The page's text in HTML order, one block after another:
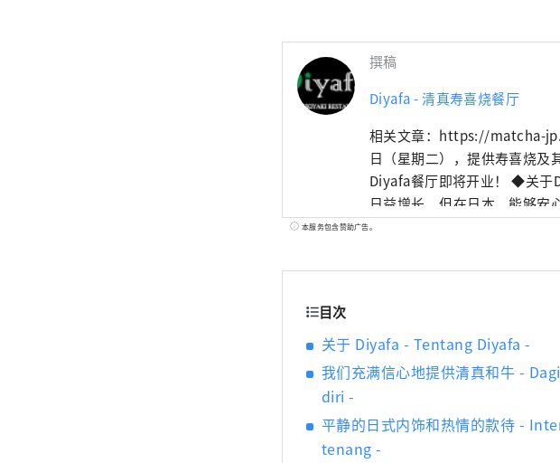
撰稿
Diyafa - 清真寿喜烧餐厅
相关文章：https://matcha-jp.com/jp/17663 【全新清真
日（星期二），提供寿喜烧及
Diyafa餐厅即将开业！ ◆关于Diyafa 在当今多元的饮食文化中，人们对清真餐厅的需求
日益增长，但在日本，能够安心享用清真
说，美食是最重要的乐趣之一
以最高水准的“热情款待”服务每一位顾客。 ◆我们引
（小食拼盘）、烤鱼到天妇罗
冲泡抹茶，让您体验日本文化。 Diyafa 致力于在各个方面都符合清真标准，从调味料、
食材到烹饪方法，力求为穆斯林顾客打造
人物肖像，榻榻米房间设有舒
享受日式氛围。 除了美食和装潢，我们每天都致力于提供热情周到的服务，让您由衷感受
本服务包含赞助广告。
目次
关于 Diyafa - Tentang Diyafa -
我们充满信心地提供清真和牛 -
diri -
平静的日式内饰和热情的款待 -
tenang -